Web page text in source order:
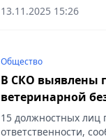
13.11.2025 15:26
Общество
В СКО выявлены
ветеринарной
15 должностных лиц
ответственности,